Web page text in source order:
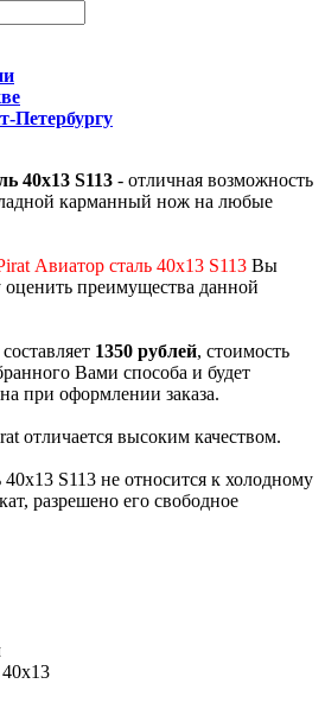
Петербургу
40х13 S113 - отличная возможность
карманный нож на любые
Авиатор сталь 40х13 S113 Вы
оценить преимущества данной
1350 рублей, стоимость
Вами способа и будет
при оформлении заказа.
отличается высоким качеством.
S113 не относится к холодному
разрешено его свободное